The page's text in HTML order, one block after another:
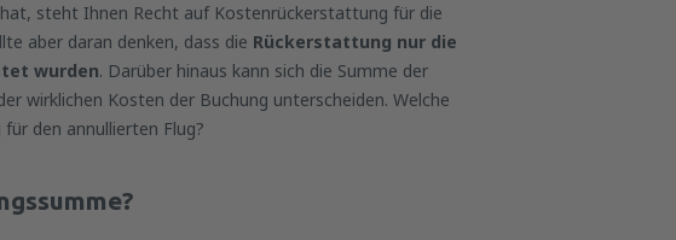
steht Ihnen Recht auf Kostenrückerstattung für die
aber daran denken, dass die Rückerstattung nur die
wurden. Darüber hinaus kann sich die Summe der
wirklichen Kosten der Buchung unterscheiden. Welche
den annullierten Flug?